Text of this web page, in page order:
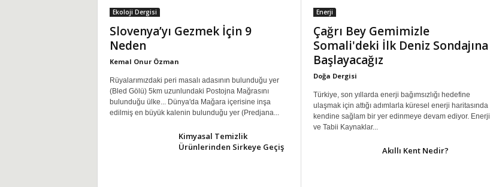
Ekoloji Dergisi
Slovenya’yı Gezmek İçin 9
Neden
Kemal Onur Özman
Rüyalarımızdaki peri masalı adasının bulunduğu yer
(Bled Gölü) 5km uzunlundaki Postojna Mağrasını
bulunduğu ülke... Dünya'da Mağara içerisine inşa
edilmiş en büyük kalenin bulunduğu yer (Predjana...
Kimyasal Temizlik
Ürünlerinden Sirkeye Geçiş
Enerji
Çağrı Bey Gemimizle
Somali'deki İlk Deniz Sondajına
Başlayacağız
Doğa Dergisi
Türkiye, son yıllarda enerji bağımsızlığı hedefine
ulaşmak için attığı adımlarla küresel enerji haritasında
kendine sağlam bir yer edinmeye devam ediyor. Enerji
ve Tabii Kaynaklar...
Akıllı Kent Nedir?